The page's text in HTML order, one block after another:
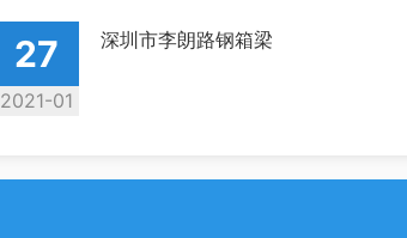
27
2021-01
深圳市李朗路钢箱梁